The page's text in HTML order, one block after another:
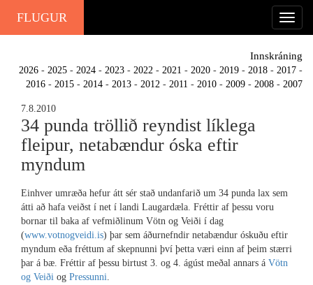
FLUGUR
Innskráning
2026 - 2025 - 2024 - 2023 - 2022 - 2021 - 2020 - 2019 - 2018 - 2017 -
2016 - 2015 - 2014 - 2013 - 2012 - 2011 - 2010 - 2009 - 2008 - 2007
7.8.2010
34 punda tröllið reyndist líklega
fleipur, netabændur óska eftir
myndum
Einhver umræða hefur átt sér stað undanfarið um 34 punda lax sem
átti að hafa veiðst í net í landi Laugardæla. Fréttir af þessu voru
bornar til baka af vefmiðlinum Vötn og Veiði í dag
(www.votnogveidi.is) þar sem áðurnefndir netabændur óskuðu eftir
myndum eða fréttum af skepnunni því þetta væri einn af þeim stærri
þar á bæ. Fréttir af þessu birtust 3. og 4. ágúst meðal annars á Vötn
og Veiði og Pressunni.